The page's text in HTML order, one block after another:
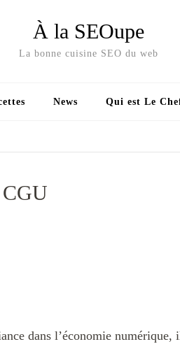
À la SEOupe
La bonne cuisine SEO du web
News Qui est Le
CGU
dans l’économie numérique,